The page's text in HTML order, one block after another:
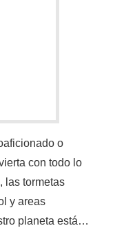
o
con todo lo
las tormetas
y areas
planeta está…